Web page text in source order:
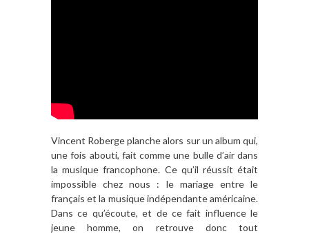
Vincent Roberge planche alors sur un album qui,
une fois abouti, fait comme une bulle d’air dans
la musique francophone. Ce qu’il réussit était
impossible chez nous : le mariage entre le
français et la musique indépendante américaine.
Dans ce qu’écoute, et de ce fait influence le
jeune homme, on retrouve donc tout